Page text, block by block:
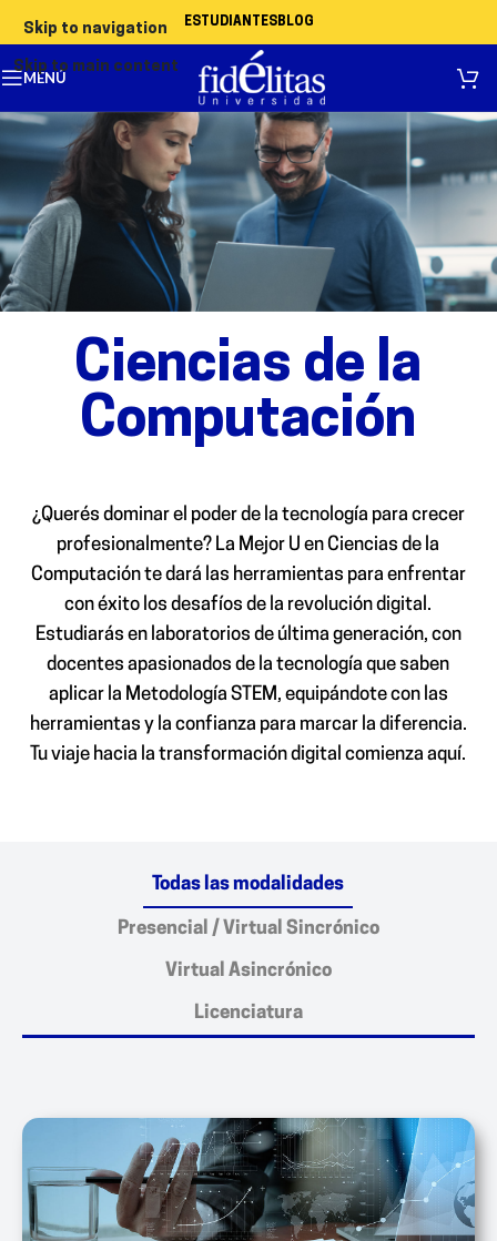
Skip to navigation
Skip to main content
ESTUDIANTESBLOG
MENÚ
Ciencias de la
Computación
¿Querés dominar el poder de la tecnología para crecer
profesionalmente? La Mejor U en Ciencias de la
Computación te dará las herramientas para enfrentar
con éxito los desafíos de la revolución digital.
Estudiarás en laboratorios de última generación, con
docentes apasionados de la tecnología que saben
aplicar la Metodología STEM, equipándote con las
herramientas y la confianza para marcar la diferencia.
Tu viaje hacia la transformación digital comienza aquí.
Presencial / Virtual Sincrónico
Virtual Asincrónico
Licenciatura
Todas las modalidades